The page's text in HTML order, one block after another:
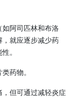
阿司匹林和布洛
就应逐步减少药
。
药物。
但可通过减轻炎症